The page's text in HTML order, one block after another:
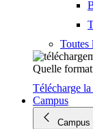
Toutes
Quelle
Télécharge
Campus
Campus